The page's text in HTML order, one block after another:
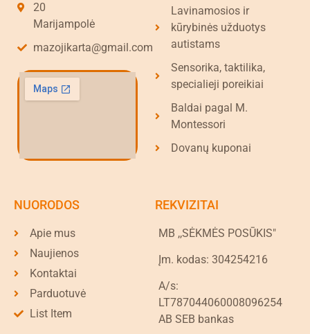
20
Marijampolė
mazojikarta@gmail.com
Lavinamosios ir
kūrybinės užduotys
autistams
Sensorika, taktilika,
specialieji poreikiai
Baldai pagal M.
Montessori
Dovanų kuponai
NUORODOS
Apie mus
Naujienos
Kontaktai
Parduotuvė
List Item
REKVIZITAI
MB ,,SĖKMĖS POSŪKIS"
Įm. kodas: 304254216
A/s:
LT787044060008096254
AB SEB bankas